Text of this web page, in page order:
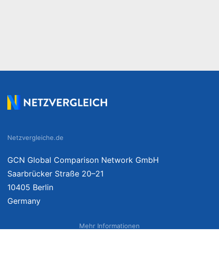
Netzvergleiche.de
GCN Global Comparison Network GmbH
Saarbrücker Straße 20–21
10405 Berlin
Germany
Mehr Informationen